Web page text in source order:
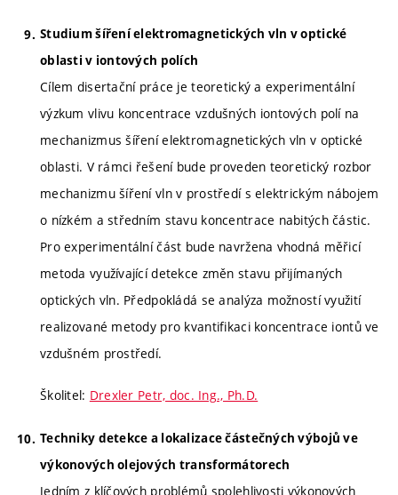
Studium šíření elektromagnetických vln v optické
oblasti v iontových polích
Cílem disertační práce je teoretický a experimentální
výzkum vlivu koncentrace vzdušných iontových polí na
mechanizmus šíření elektromagnetických vln v optické
oblasti. V rámci řešení bude proveden teoretický rozbor
mechanizmu šíření vln v prostředí s elektrickým nábojem
o nízkém a středním stavu koncentrace nabitých částic.
Pro experimentální část bude navržena vhodná měřicí
metoda využívající detekce změn stavu přijímaných
optických vln. Předpokládá se analýza možností využití
realizované metody pro kvantifikaci koncentrace iontů ve
vzdušném prostředí.
Školitel: Drexler Petr, doc. Ing., Ph.D.
Techniky detekce a lokalizace částečných výbojů ve
výkonových olejových transformátorech
Jedním z klíčových problémů spolehlivosti výkonových